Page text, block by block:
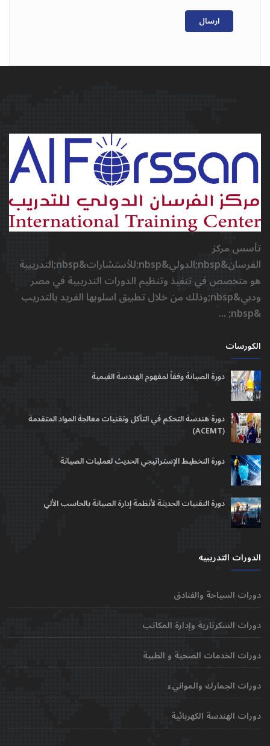
ارسال
تأسس مركز
الفرسان&nbsp;الدولي&nbsp;للأستشارات&nbsp;التدريبية
هو متخصص في تنفيذ وتنظيم الدورات التدريبية في مصر
ودبي&nbsp;وذلك من خلال تطبيق اسلوبها الفريد بالتدريب
&nbsp; ...
الكورسات
دورة الصيانة وفقاً لمفهوم الهندسة القيمية
دورة هندسة التحكم في التآكل وتقنيات معالجة المواد المتقدمة
(ACEMT)
دورة التخطيط الإستراتيجي الحديث لعمليات الصيانة
دورة التقنيات الحديثة لأنظمة إدارة الصيانة بالحاسب الألي
الدورات التدريبيه
دورات السياحة والفنادق
دورات السكرتارية وإدارة المكاتب
دورات الخدمات الصحية و الطبية
دورات الجمارك والموانيء
دورات الهندسة الكهربائية